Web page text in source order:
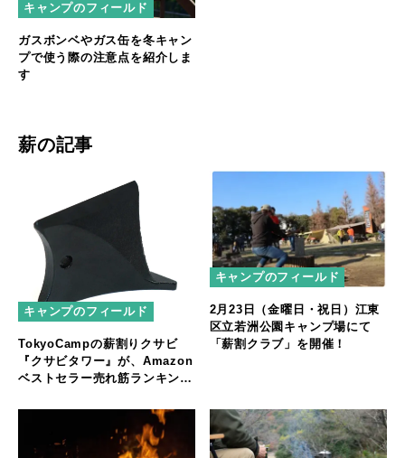
キャンプのフィールド
ガスボンベやガス缶を冬キャン
プで使う際の注意点を紹介しま
す
薪の記事
キャンプのフィールド
TokyoCampの薪割りクサビ
『クサビタワー』が、Amazon
ベストセラー売れ筋ランキング
キャンプのフィールド
2月23日（金曜日・祝日）江東
区立若洲公園キャンプ場にて
「薪割クラブ」を開催！